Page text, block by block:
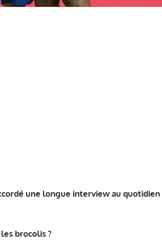
une longue interview au quotidien
brocolis ?